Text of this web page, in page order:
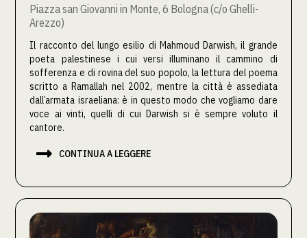
Piazza san Giovanni in Monte, 6 Bologna (c/o Ghelli-
Arezzo)
Il racconto del lungo esilio di Mahmoud Darwish, il grande
poeta palestinese i cui versi illuminano il cammino di
sofferenza e di rovina del suo popolo, la lettura del poema
scritto a Ramallah nel 2002, mentre la città è assediata
dall’armata israeliana: è in questo modo che vogliamo dare
voce ai vinti, quelli di cui Darwish si è sempre voluto il
cantore.
 CONTINUA A LEGGERE